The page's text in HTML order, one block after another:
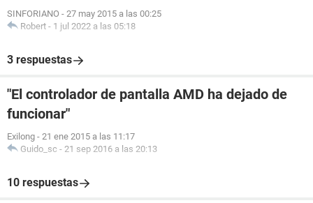
SINFORIANO - 27 may 2015 a las 00:25
Robert - 1 jul 2022 a las 05:18
3 respuestas
"El controlador de pantalla AMD ha dejado de
funcionar"
Exilong - 21 ene 2015 a las 11:17
Guido_sc - 21 sep 2016 a las 20:13
10 respuestas